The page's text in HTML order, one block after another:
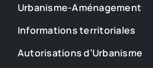
Urbanisme-Aménagement
Informations territoriales
Autorisations d’Urbanisme